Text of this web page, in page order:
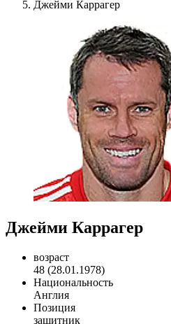
Джейми Каррагер
Джейми Каррагер
возраст
48 (28.01.1978)
Национальность
Англия
Позиция
защитник